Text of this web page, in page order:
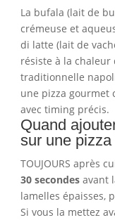
La bufala (lait de
crémeuse et
di latte (lait de
résiste à la
traditionnelle
une pizza gourmet
avec timing précis.
Quand
sur une pizza
TOUJOURS après
30 secondesavant
lamelles épaisses,
Si vous la mettez